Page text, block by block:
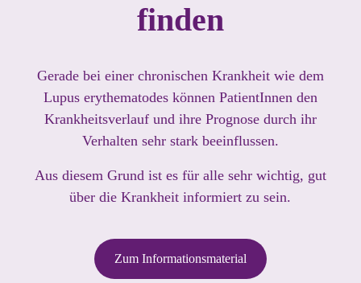
finden
Gerade bei einer chronischen Krankheit wie dem
Lupus erythematodes können PatientInnen den
Krankheitsverlauf und ihre Prognose durch ihr
Verhalten sehr stark beeinflussen.
Aus diesem Grund ist es für alle sehr wichtig, gut
über die Krankheit informiert zu sein.
Zum Informationsmaterial